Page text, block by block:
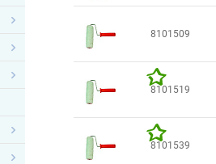
8101509
8101519
8101539